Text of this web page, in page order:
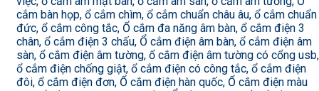
cắm bàn họp, ổ cắm chìm, ổ cắm chuẩn châu âu, ổ cắm chuẩn
đức, ổ cắm công tắc, Ổ cắm đa năng âm bàn, ổ cắm điện 3
chân, ổ cắm điện 3 chấu, Ổ cắm điện âm bàn, ổ cắm điện âm
sàn, ổ cắm điện âm tường, ổ cắm điện âm tường có cổng usb,
ổ cắm điện chống giật, ổ cắm điện có công tắc, ổ cắm điện
đôi, ổ cắm điện đơn, Ổ cắm điện hàn quốc, Ổ cắm điện màu